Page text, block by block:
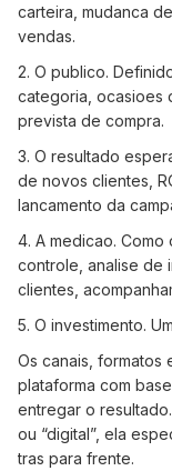
carteira, mudanca
vendas.
2. O publico.
categoria, ocasioes
prevista de compra.
3. O resultado
de novos clientes,
lancamento da
4. A medicao.
controle, analise de
clientes,
5. O investimento.
Os canais, formatos
plataforma com
entregar o
ou “digital”, ela
tras para frente.